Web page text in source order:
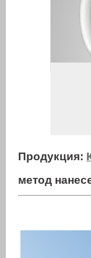
Продукция:
метод